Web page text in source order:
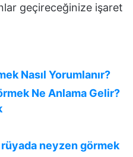
geçireceğinize işaret
Nasıl Yorumlanır?
Ne Anlama Gelir?
neyzen görmek